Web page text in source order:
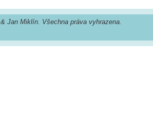
Jan Miklín. Všechna práva vyhrazena.